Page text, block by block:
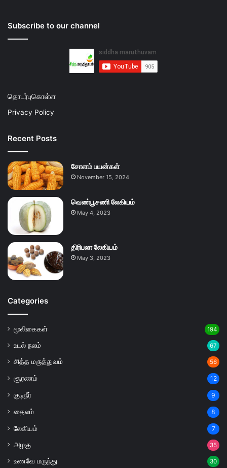
Subscribe to our channel
தொடர்புகொள்ள
Privacy Policy
Recent Posts
சோளம் பயன்கள்
November 15, 2024
வெண்பூசணி லேகியம்
May 4, 2023
திரிபலா லேகியம்
May 3, 2023
Categories
மூலிகைகள் 194
உடல் நலம் 67
சித்த மருத்துவம் 56
சூரணம் 12
குடிநீர் 9
தைலம் 8
லேகியம் 7
அழகு 35
உணவே மருந்து 30